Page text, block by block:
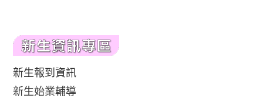
新生報到資訊
新生始業輔導